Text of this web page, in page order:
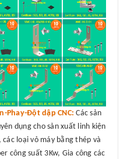
Phay-Đột dập CNC: Các sản
dụng cho sản xuất linh kiện
loại vỏ máy bằng thép và
công suất 3Kw, Gia công các